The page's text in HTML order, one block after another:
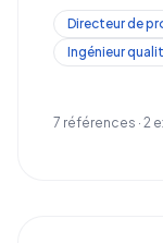
<strong>R&D
identifions les
industriels.
Directeur de
Ingénieur
7 références · 2